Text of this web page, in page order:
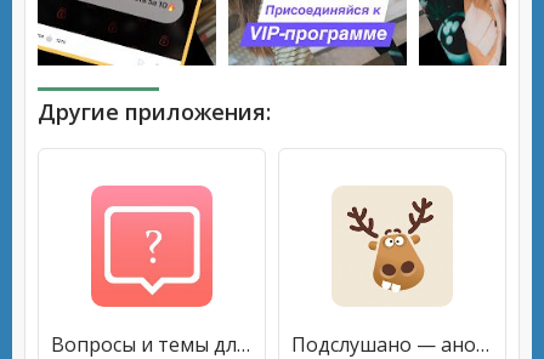
Другие приложения:
Вопросы и темы для поддержания разговора Подслушано — анонимные секреты